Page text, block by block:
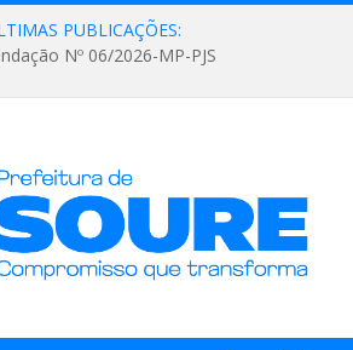
PUBLICAÇÕES:
Nº 06/2026-MP-PJS